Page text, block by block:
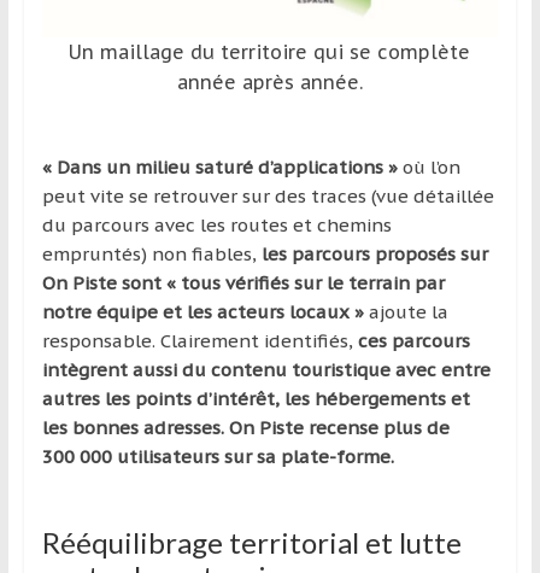
Un maillage du territoire qui se complète
année après année.
« Dans un milieu saturé d’applications »où l’on
peut vite se retrouver sur des traces (vue détaillée
du parcours avec les routes et chemins
empruntés) non fiables, les parcours proposés sur
On Piste sont « tous vérifiés sur le terrain par
notre équipe et les acteurs locaux »ajoute la
responsable. Clairement identifiés, ces parcours
intègrent aussi du contenu touristique avec entre
autres les points d’intérêt, les hébergements et
les bonnes adresses. On Piste recense plus de
300 000 utilisateurs sur sa plate-forme.
Rééquilibrage territorial et lutte